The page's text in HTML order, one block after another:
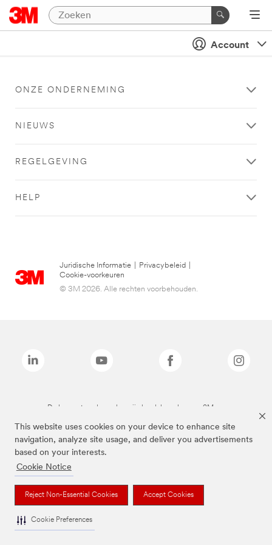
This website uses cookies on your device to enhance site
navigation, analyze site usage, and deliver you advertisements
based on your interests.
Cookie Notice
Reject Non-Essential Cookies Accept Cookies
Cookie Preferences
Account
ONZE ONDERNEMING
NIEUWS
REGELGEVING
HELP
Juridische Informatie Privacybeleid
Cookie-voorkeuren
© 3M 2026. Alle rechten voorbehouden.
De bovenstaande merken zijn handelsmerken van 3M.we